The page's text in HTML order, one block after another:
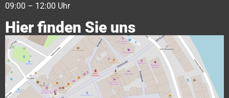
09:00 – 12:00 Uhr
Hier finden Sie uns